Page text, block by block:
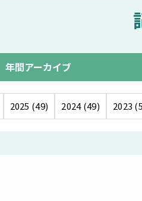
年間アーカイブ
2025 (49) 2024 (49) 2023